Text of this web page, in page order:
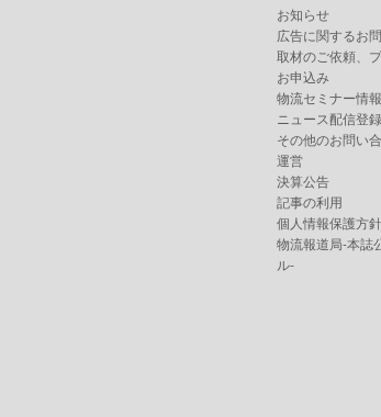
お知らせ
広告に関するお
取材のご依頼、
お申込み
物流セミナー情
ニュース配信登録
その他のお問い
運営
決算公告
記事の利用
個人情報保護方針
物流報道局-本誌
ル-